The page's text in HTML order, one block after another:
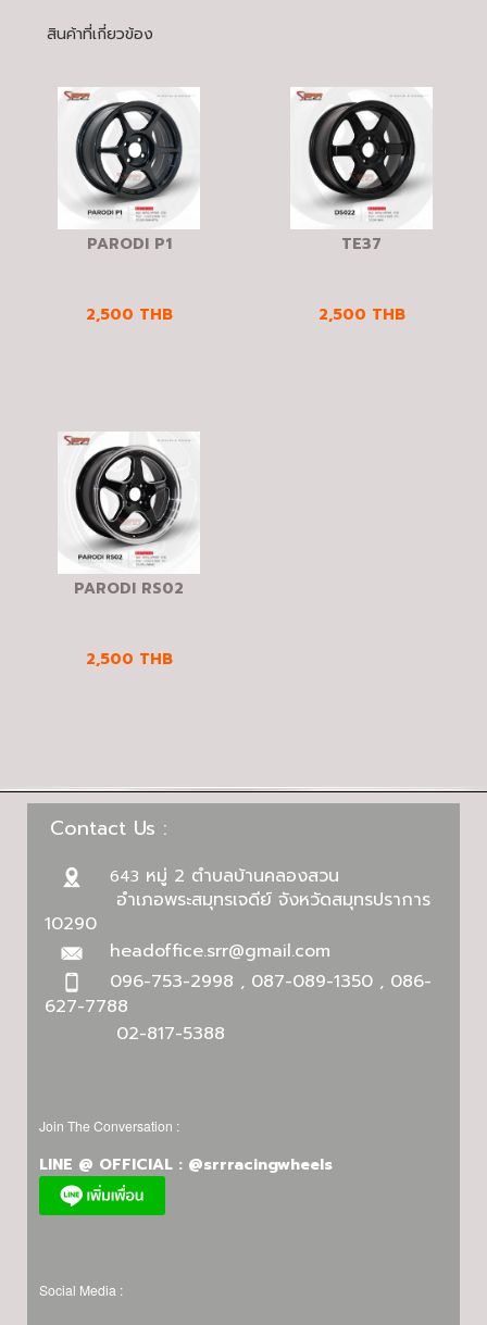
สินค้าที่เกี่ยวข้อง
PARODI P1
2,500 THB
TE37
2,500 THB
PARODI RS02
2,500 THB
Contact Us :
643 หมู่ 2 ตำบลบ้านคลองสวน
อำเภอพระสมุทรเจดีย์ จังหวัดสมุทรปราการ
10290
headoffice.srr@gmail.com
096-753-2998 , 087-089-1350 , 086-
627-7788
02-817-5388
Join The Conversation :
LINE @ OFFICIAL : @srrracingwheels
Social Media :